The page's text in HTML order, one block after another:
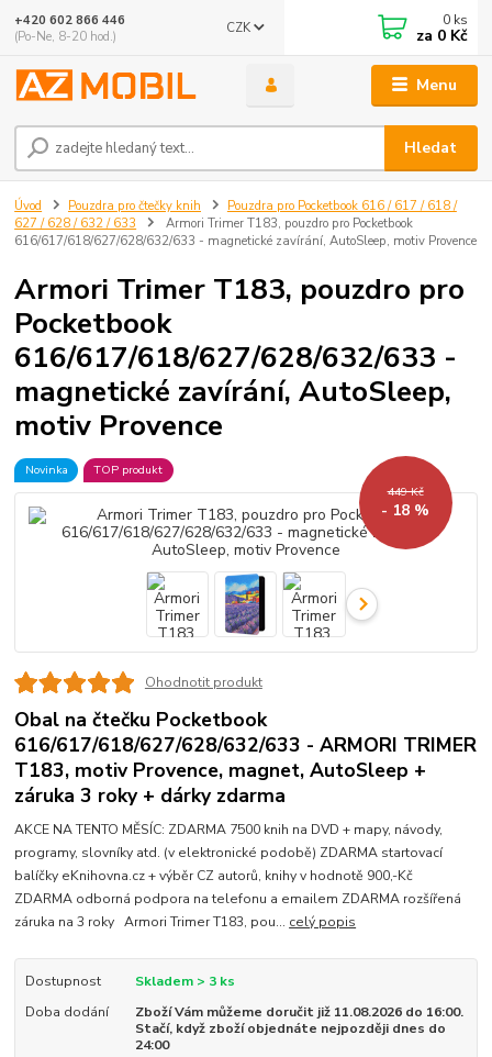
Menu
CZK
Hledat
+420 602 866 446
(Po-Ne, 8-20 hod.)
0 ks
za 0 Kč
Úvod Pouzdra pro čtečky knih
Pouzdra pro Pocketbook 616 / 617 / 618 /
627 / 628 / 632 / 633
Armori Trimer T183, pouzdro pro Pocketbook
616/617/618/627/628/632/633 - magnetické zavírání, AutoSleep, motiv Provence
Armori Trimer T183, pouzdro pro
Pocketbook
616/617/618/627/628/632/633 -
magnetické zavírání, AutoSleep,
motiv Provence
Novinka
TOP produkt
449 Kč
- 18 %
Ohodnotit produkt
Obal na čtečku Pocketbook
616/617/618/627/628/632/633 - ARMORI TRIMER
T183, motiv Provence, magnet, AutoSleep +
záruka 3 roky + dárky zdarma
AKCE NA TENTO MĚSÍC: ZDARMA 7500 knih na DVD + mapy, návody,
programy, slovníky atd. (v elektronické podobě) ZDARMA startovací
balíčky eKnihovna.cz + výběr CZ autorů, knihy v hodnotě 900,-Kč
ZDARMA odborná podpora na telefonu a emailem ZDARMA rozšířená
záruka na 3 roky Armori Trimer T183, pou... celý popis
Dostupnost
Skladem > 3 ks
Doba dodání
Zboží Vám můžeme doručit již 11.08.2026 do 16:00.
Stačí, když zboží objednáte nejpozději dnes do
24:00